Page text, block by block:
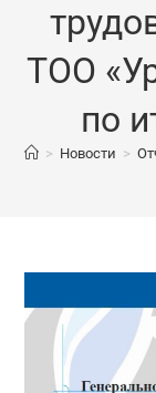
ТОО
по
> Новости >